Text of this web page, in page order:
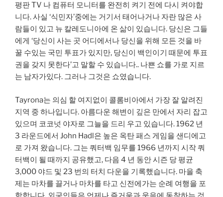
평판 TV 나 컴퓨터 모니터를 완전히 켜기 전에 다시 켜야합
니다. 사실 ‘식민자’중에는 거기서 태어나거나 자란 많은 사
람들이 있고 뉴 칼레도니아에 온 삶이 있습니다. 당신은 그들
에게 ‘당신이 사는 곳 어디에서나 당신을 위해 모든 것을 바
꿀 수있는 국민 투표가 있지만, 당신이 백인이기 때문에 투표
권을 갖지 못한다’고 말할 수 있습니다.. 나쁜 쇼를 가로 지르
는 남자가있다. 그러나 그것은 쇼였습니다.
Tayrona는 의심 할 여지없이 콜롬비아에서 가장 잘 알려진
지역 중 하나입니다. 아름다운 해변이 깊은 만에서 자리 잡고
있으며 코코넛 야자로 그늘을 드리 우고 있습니다. 1962 년
3 라운드에서 John Hadl은 높은 옥탄 패스 게임을 샌디에고
로 가져 왔습니다. 그는 쿼터백 임무를 1966 년까지 시작 쿼
터백이 될 때까지 공유했고, 다음 4 년 동안 시즌 당 평균
3,000 야드 및 23 번의 터치 다운을 기록했습니다. 마을 축
제는 마차를 끌거나 마차를 타고 신전에가는 순례 여행을 포